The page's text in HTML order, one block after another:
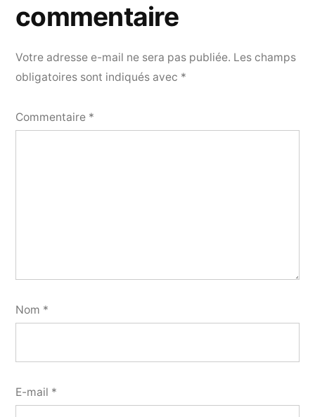
commentaire
Votre adresse e-mail ne sera pas publiée. Les champs
obligatoires sont indiqués avec *
Commentaire *
Nom *
E-mail *